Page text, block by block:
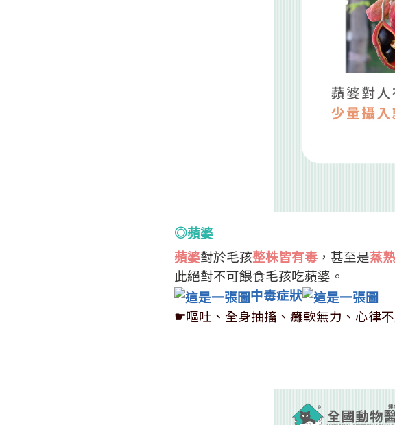
◎蘋婆
蘋婆對於毛孩整株皆有毒 ，甚至是蒸熟
此絕對不可餵食毛孩吃蘋婆。
中毒症狀
☛嘔吐、全身抽搐、癱軟無力、心律